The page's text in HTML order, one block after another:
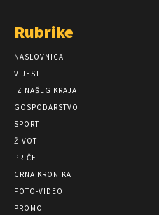
Rubrike
NASLOVNICA
VIJESTI
IZ NAŠEG KRAJA
GOSPODARSTVO
SPORT
ŽIVOT
PRIČE
CRNA KRONIKA
FOTO-VIDEO
PROMO